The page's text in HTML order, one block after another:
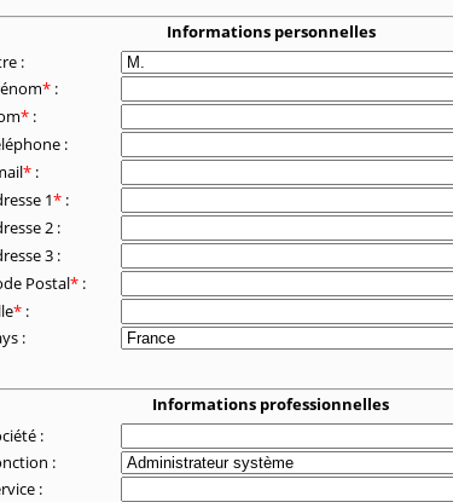
Informations personnelles
:
* :
* :
:
* :
1* :
2 :
3 :
Postal* :
* :
:
Informations professionnelles
:
:
: